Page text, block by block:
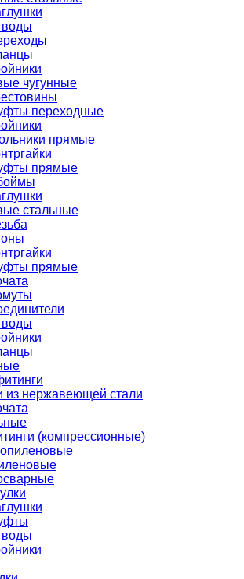
чугунные
переходные
прямые
прямые
стальные
прямые
из нержавеющей стали
(компрессионные)